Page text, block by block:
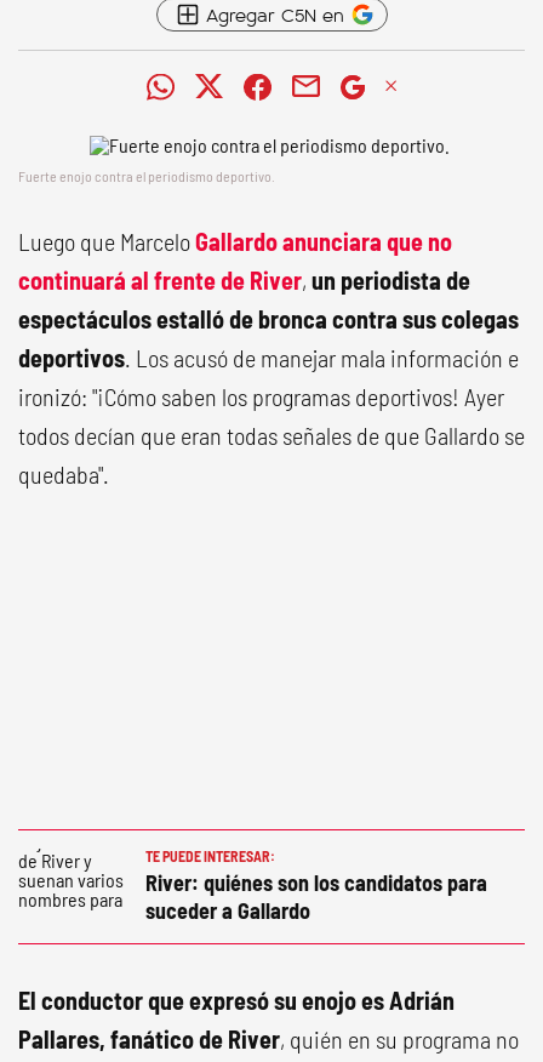
Agregar C5N en
Fuerte enojo contra el periodismo deportivo.
Luego que MarceloGallardo anunciara que no
continuará al frente de River, un periodista de
espectáculos estalló de bronca contra sus colegas
deportivos. Los acusó de manejar mala información e
ironizó: "¡Cómo saben los programas deportivos! Ayer
todos decían que eran todas señales de que Gallardo se
quedaba".
TE PUEDE INTERESAR:
River: quiénes son los candidatos para
suceder a Gallardo
El conductor que expresó su enojo es Adrián
Pallares, fanático de River, quién en su programa no